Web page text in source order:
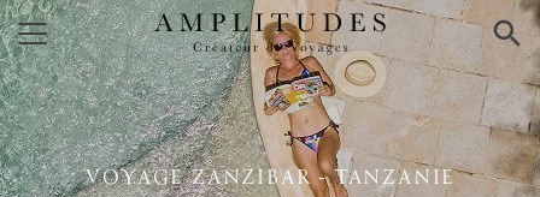
×
VOYAGE ZANZIBAR ‑ TANZANIE